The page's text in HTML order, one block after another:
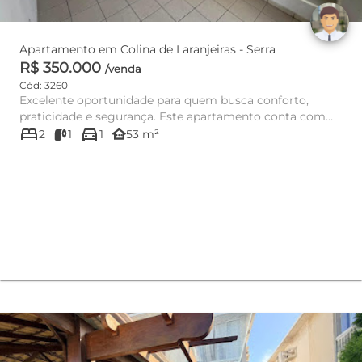
Apartamento em Colina de Laranjeiras - Serra
R$ 350.000 /venda
Cód: 3260
Excelente oportunidade para quem busca conforto,
praticidade e segurança. Este apartamento conta com
ambientes bem dist...
bed2 1 directions_car1 other_houses53 m²